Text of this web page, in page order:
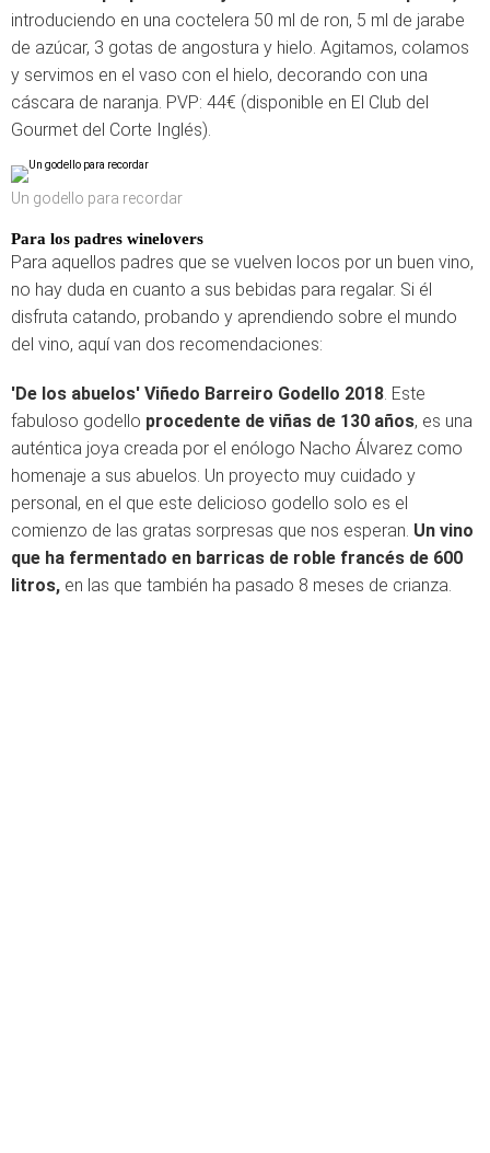
introduciendo en una coctelera 50 ml de ron, 5 ml de jarabe
de azúcar, 3 gotas de angostura y hielo. Agitamos, colamos
y servimos en el vaso con el hielo, decorando con una
cáscara de naranja. PVP: 44€ (disponible en El Club del
Gourmet del Corte Inglés).
Un godello para recordar
Para los padres winelovers
Para aquellos padres que se vuelven locos por un buen vino,
no hay duda en cuanto a sus bebidas para regalar. Si él
disfruta catando, probando y aprendiendo sobre el mundo
del vino, aquí van dos recomendaciones:
'De los abuelos' Viñedo Barreiro Godello 2018. Este
fabuloso godello procedente de viñas de 130 años, es una
auténtica joya creada por el enólogo Nacho Álvarez como
homenaje a sus abuelos. Un proyecto muy cuidado y
personal, en el que este delicioso godello solo es el
comienzo de las gratas sorpresas que nos esperan. Un vino
que ha fermentado en barricas de roble francés de 600
litros, en las que también ha pasado 8 meses de crianza.